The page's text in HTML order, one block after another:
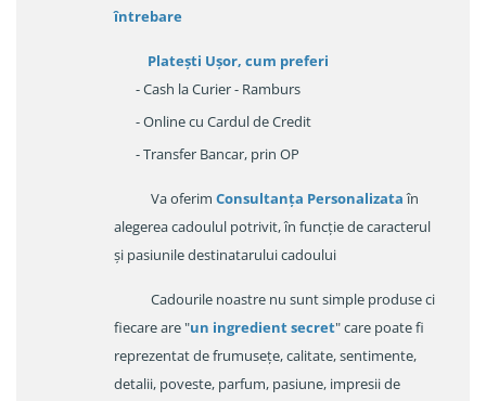
întrebare
Platești Ușor, cum preferi
- Cash la Curier - Ramburs
- Online cu Cardul de Credit
- Transfer Bancar, prin OP
Va oferim Consultanța Personalizataîn
alegerea cadoulul potrivit, în funcție de caracterul
și pasiunile destinatarului cadoului
Cadourile noastre nu sunt simple produse ci
fiecare are "un ingredient secret" care poate fi
reprezentat de frumusețe, calitate, sentimente,
detalii, poveste, parfum, pasiune, impresii de